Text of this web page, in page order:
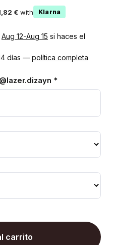
€ with
Klarna
Aug 12-Aug 15 si haces el
días — política completa
*
carrito